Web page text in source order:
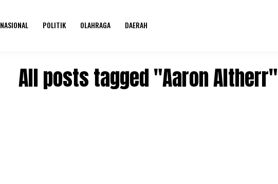
NASIONAL POLITIK OLAHRAGA DAERAH
All posts tagged "Aaron Altherr"